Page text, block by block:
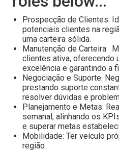
Prospecção de Clientes:
potenciais clientes na
uma carteira sólida.
Manutenção de Carteira:
clientes ativa, oferecendo
excelência e garantindo a
Negociação e Suporte:
prestando suporte
resolver dúvidas e
Planejamento e Metas:
semanal, alinhando os
e superar metas
Mobilidade: Ter veículo
região